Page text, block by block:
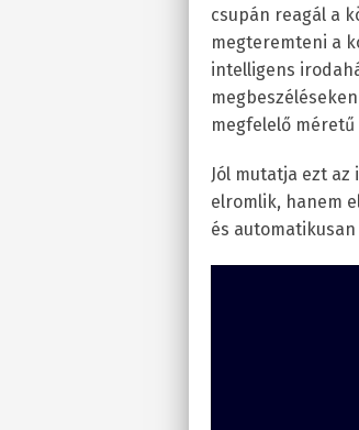
csupán reagál a
megteremteni a
intelligens
megfelelő
Jól mutatja ezt az
elromlik, hanem
és